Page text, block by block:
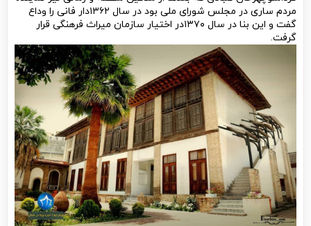
مردم ساری در مجلس شورای ملی بود در سال ۱۳۶۲دار فانی را وداع
گفت و این بنا در سال ۱۳۷۰در اختیار سازمان میراث فرهنگی قرار
گرفت.